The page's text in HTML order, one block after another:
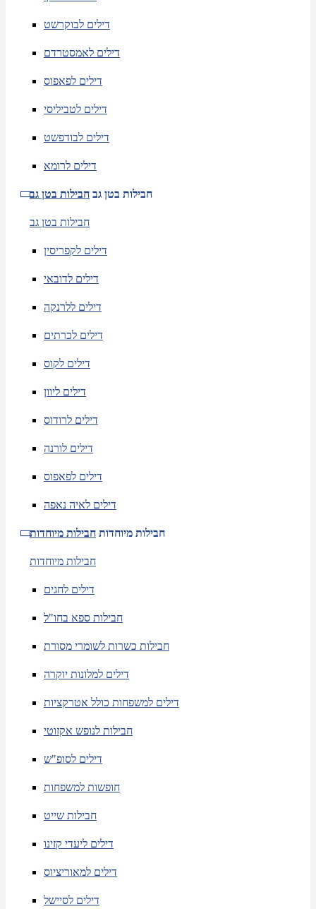
דילים לבוקרשט
דילים לאמסטרדם
דילים לפאפוס
דילים לטביליסי
דילים לבודפשט
דילים לרומא
חבילות בטן גב חבילות בטן גב
חבילות בטן גב
דילים לקפריסין
דילים לדובאי
דילים ללרנקה
דילים לכרתים
דילים לקוס
דילים ליוון
דילים לרודוס
דילים לורנה
דילים לפאפוס
דילים לאיה נאפה
חבילות מיוחדות חבילות מיוחדות
חבילות מיוחדות
דילים לחגים
חבילות ספא בחו"ל
חבילות כשרות לשומרי מסורת
דילים למלונות יוקרה
דילים למשפחות כולל אטרקציות
חבילות לנופש אקזוטי
דילים לסופ"ש
חופשות למשפחות
חבילות שייט
דילים ליעדי קזינו
דילים למאוריציוס
דילים לסיישל